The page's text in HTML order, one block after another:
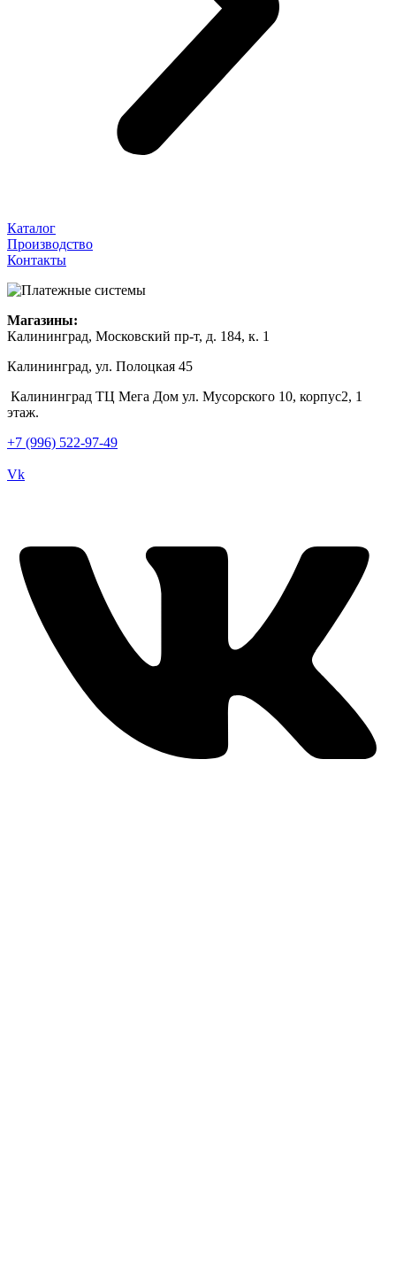
Каталог
Производство
Контакты
Магазины:
Калининград, Московский пр-т, д. 184, к. 1
Калининград, ул. Полоцкая 45
Калининград ТЦ Мега Дом ул. Мусорского 10, корпус2, 1
этаж.
+7 (996) 522-97-49
Vk